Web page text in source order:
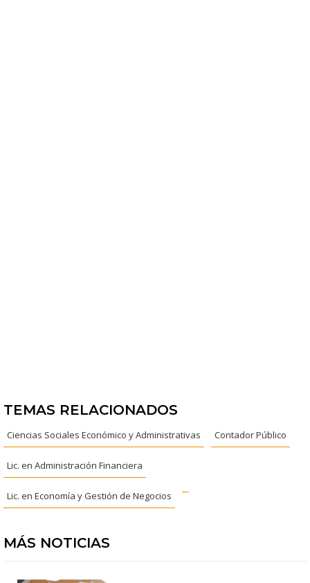
TEMAS RELACIONADOS
Ciencias Sociales Económico y Administrativas Contador Público
Lic. en Administración Financiera
Lic. en Economía y Gestión de Negocios
MÁS NOTICIAS